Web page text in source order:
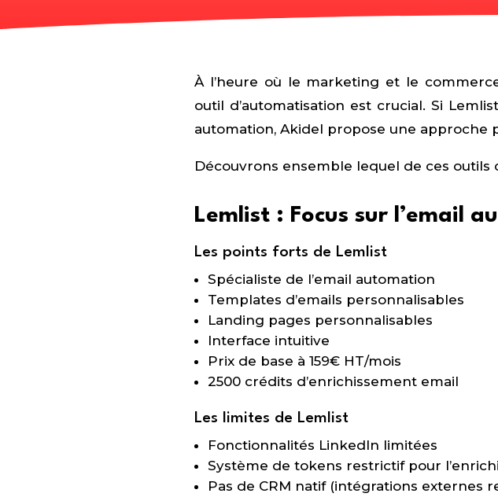
À l’heure où le marketing et le
outil d’automatisation est crucial. Si
automation, Akidel propose une
Découvrons ensemble lequel de ces outils
Lemlist : Focus sur l’email
Les points forts de Lemlist
Spécialiste de l’email automation
Templates d’emails personnalisables
Landing pages personnalisables
Interface intuitive
Prix de base à 159€ HT/mois
2500 crédits d’enrichissement email
Les limites de Lemlist
Fonctionnalités LinkedIn limitées
Système de tokens restrictif pour
Pas de CRM natif (intégrations externes